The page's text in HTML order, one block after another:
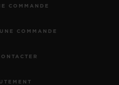
COMMANDE
COMMANDE